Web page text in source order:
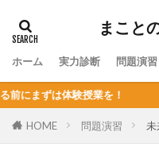
まこと
ホーム 実力診断 問題演習
HOME 問題演習